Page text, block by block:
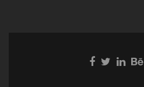
LinkLinkLinkLink